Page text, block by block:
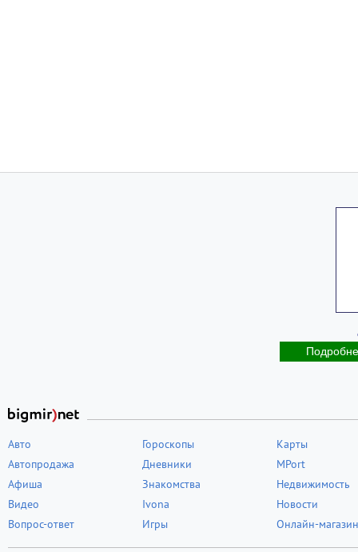
Авто
Автопродажа
Афиша
Видео
Вопрос-ответ
Гороскопы
Дневники
Знакомства
Ivona
Игры
Карты
MPort
Недвижимость
Новости
Онлайн-магазин